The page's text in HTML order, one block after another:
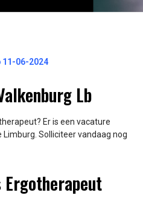
11-06-2024
Lb
Er is een vacature
Solliciteer vandaag nog
Ergotherapeut